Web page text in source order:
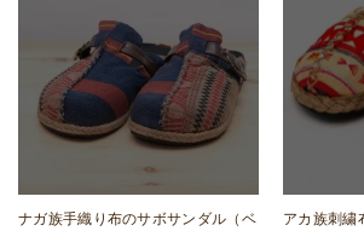
ナガ族手織り布のサボサンダル（ベ
アカ族刺繍